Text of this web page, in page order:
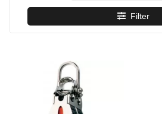
Filter